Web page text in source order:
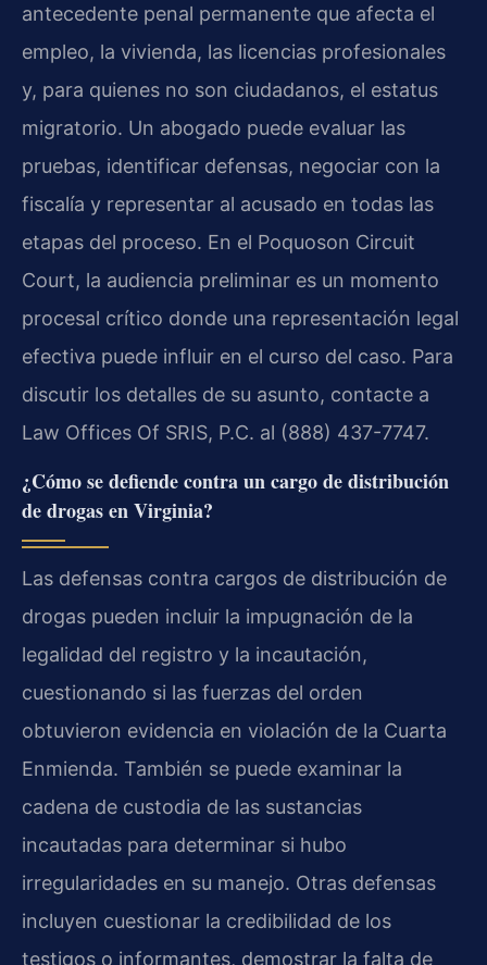
antecedente penal permanente que afecta el
empleo, la vivienda, las licencias profesionales
y, para quienes no son ciudadanos, el estatus
migratorio. Un abogado puede evaluar las
pruebas, identificar defensas, negociar con la
fiscalía y representar al acusado en todas las
etapas del proceso. En el Poquoson Circuit
Court, la audiencia preliminar es un momento
procesal crítico donde una representación legal
efectiva puede influir en el curso del caso. Para
discutir los detalles de su asunto, contacte a
Law Offices Of SRIS, P.C. al (888) 437-7747.
¿Cómo se defiende contra un cargo de distribución
de drogas en Virginia?
Las defensas contra cargos de distribución de
drogas pueden incluir la impugnación de la
legalidad del registro y la incautación,
cuestionando si las fuerzas del orden
obtuvieron evidencia en violación de la Cuarta
Enmienda. También se puede examinar la
cadena de custodia de las sustancias
incautadas para determinar si hubo
irregularidades en su manejo. Otras defensas
incluyen cuestionar la credibilidad de los
testigos o informantes, demostrar la falta de